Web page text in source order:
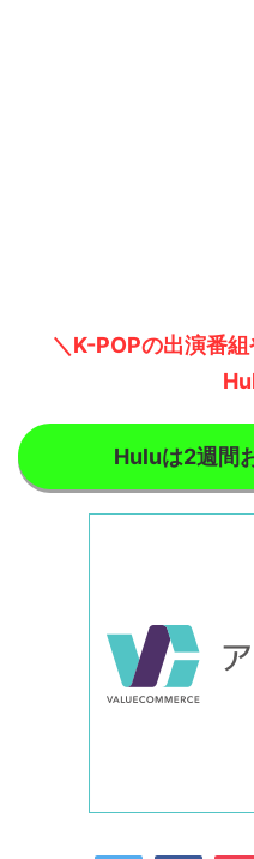
＼K-POPの出演番
Huluは2週間